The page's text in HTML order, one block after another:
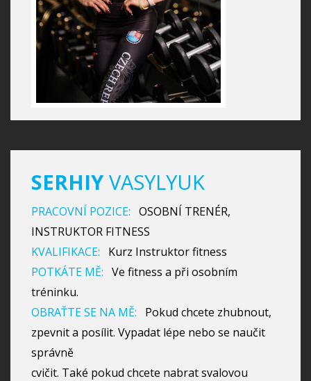
SERHIY VASYLYUK
PRACOVNÍ POZICE: OSOBNÍ TRENÉR,
INSTRUKTOR FITNESS
KVALIFIKACE:
Kurz Instruktor fitness
POTKÁTE MĚ: Ve fitness a při osobním
tréninku.
OBRAŤTE SE NA MĚ:
Pokud chcete zhubnout,
zpevnit a posílit. Vypadat lépe nebo se naučit
správně
cvičit. Také pokud chcete nabrat svalovou